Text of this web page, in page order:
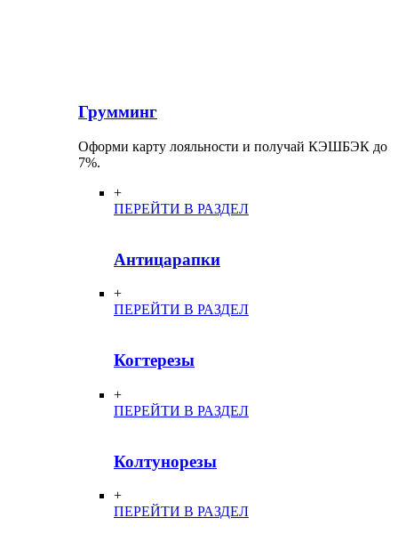
Грумминг
Оформи карту лояльности и получай КЭШБЭК до
7%.
+
ПЕРЕЙТИ В РАЗДЕЛ
Антицарапки
+
ПЕРЕЙТИ В РАЗДЕЛ
Когтерезы
+
ПЕРЕЙТИ В РАЗДЕЛ
Колтунорезы
+
ПЕРЕЙТИ В РАЗДЕЛ